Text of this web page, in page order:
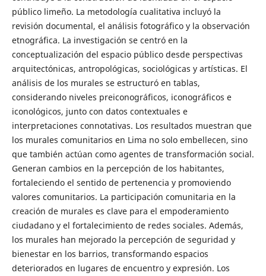
público limeño. La metodología cualitativa incluyó la
revisión documental, el análisis fotográfico y la observación
etnográfica. La investigación se centró en la
conceptualización del espacio público desde perspectivas
arquitectónicas, antropológicas, sociológicas y artísticas. El
análisis de los murales se estructuró en tablas,
considerando niveles preiconográficos, iconográficos e
iconológicos, junto con datos contextuales e
interpretaciones connotativas. Los resultados muestran que
los murales comunitarios en Lima no solo embellecen, sino
que también actúan como agentes de transformación social.
Generan cambios en la percepción de los habitantes,
fortaleciendo el sentido de pertenencia y promoviendo
valores comunitarios. La participación comunitaria en la
creación de murales es clave para el empoderamiento
ciudadano y el fortalecimiento de redes sociales. Además,
los murales han mejorado la percepción de seguridad y
bienestar en los barrios, transformando espacios
deteriorados en lugares de encuentro y expresión. Los